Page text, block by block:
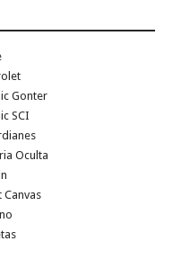
Gonter
SCI
Oculta
Canvas